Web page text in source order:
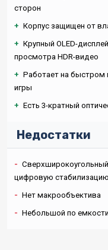
сторон
+ Корпус защищен от
+ Крупный OLED-
просмотра HDR-видео
+ Работает на быстром
игры
+ Есть 3-кратный
Недостатки
- Сверхширокоугольный
цифровую стабилизацию
- Нет макрообъектива
- Небольшой по